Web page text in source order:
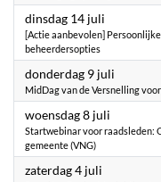
dinsdag 14 juli
[Actie aanbevolen]
beheerdersopties
donderdag 9 juli
MidDag van de Versnelling
woensdag 8 juli
Startwebinar voor raadsleden:
gemeente (VNG)
zaterdag 4 juli